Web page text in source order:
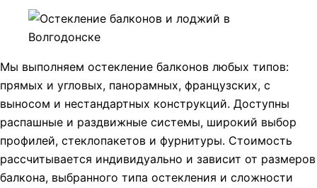
Мы выполняем остекление балконов любых типов:
прямых и угловых, панорамных, французских, с
выносом и нестандартных конструкций. Доступны
распашные и раздвижные системы, широкий выбор
профилей, стеклопакетов и фурнитуры. Стоимость
рассчитывается индивидуально и зависит от размеров
балкона, выбранного типа остекления и сложности